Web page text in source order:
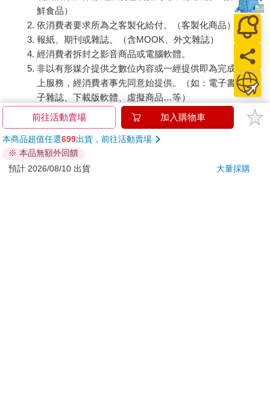
鮮食品）
依消費者要求所為之客製化給付。（客製化商品）
報紙、期刊或雜誌。（含MOOK、外文雜誌）
經消費者拆封之影音商品或電腦軟體。
非以有形媒介提供之數位內容或一經提供即為完成之線
上服務，經消費者事先同意始提供。（如：電子書、電
子雜誌、下載版軟體、虛擬商品…等）
已拆封之個人衛生用品。（如：內衣褲、刮鬍刀、除毛
刀…等）
若非上列種類商品，均享有到貨7天的猶豫期（含例假
日）。
辦理退換貨時，商品（組合商品恕無法接受單獨退貨）必須
前往活動賣場 加入購物車
本商品超值任選699出貨，前往活動賣場
※ 本品無額外回饋
預計 2026/08/10 出貨
大量採購